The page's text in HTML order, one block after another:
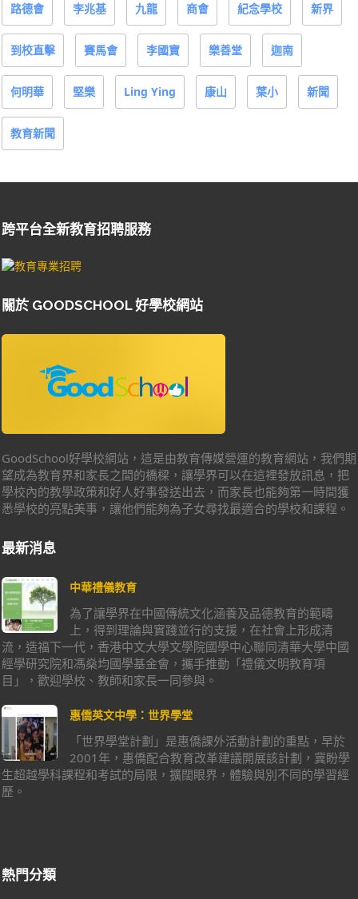
路德會 李兆基 九龍 商會 紀念學校 新界
到校直擊 賽馬會 李國寶 樂善堂 迦南
何明華 堅樂 Ling Ying 康山 葉小 新聞
教育新聞
跨平台全新教育招聘服務
關於 GOODSCHOOL 好學校網站
GoodSchool好學校網站，這是由教育傳媒營運的教育網站，我們期
望成為教育界和家長之間的橋樑，讓學界可以在這裡發放訊息，把
學校內的教學政策和好人好事發送出去，而家長也能夠第一時間獲
悉學校的亮點美事，讓他們能夠為子女尋找最適合的學校和課程。
最新消息
中華禮儀教育
為了讓學界在中國傳統文化涵養及品德教育的範疇
上，得到理論與實踐並行的支援，在社會上形成清
流，造福下一代，香港中文大學文學院國學中心聯同清華大學中國
經學研究院和馮燊均國學基金會，攜手推動「禮儀文明教育項
目」，歡迎學校、教師和家長一同參與。
惠僑英文中學：世界學堂
「世界學堂計劃」是惠僑課外活動計劃的重點，早於
2001年，惠僑配合教育改革建議開展該計劃，冀盼學
生超越學科課程和考試的局限，擴闊眼界，體驗與別不同的學習經
歷。
熱門分類